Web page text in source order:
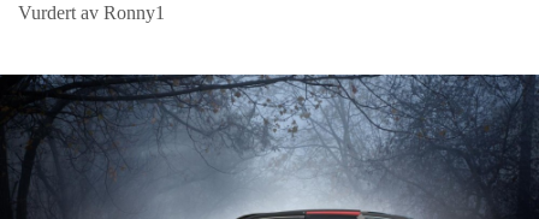
Vurdert av Ronny1